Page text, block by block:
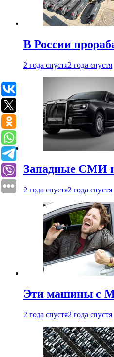
В России
2 года спустя2 года спустя
Западные СМИ
2 года спустя2 года спустя
Эти машины с
2 года спустя2 года спустя